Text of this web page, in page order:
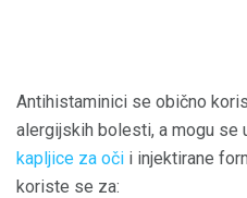
Antihistaminici se obično
alergijskih bolesti, a mogu se
kapljice za oči i injektirane
koriste se za: